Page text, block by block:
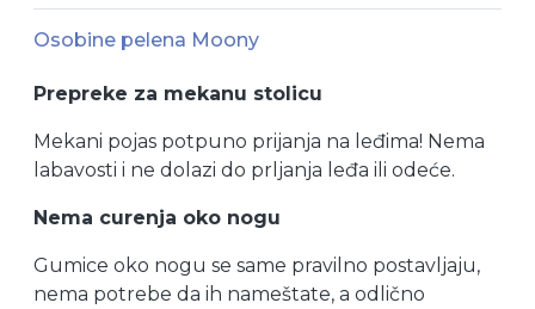
Osobine pelena Moony
Prepreke za mekanu stolicu
Mekani pojas potpuno prijanja na leđima! Nema
labavosti i ne dolazi do prljanja leđa ili odeće.
Nema curenja oko nogu
Gumice oko nogu se same pravilno postavljaju,
nema potrebe da ih nameštate, a odlično